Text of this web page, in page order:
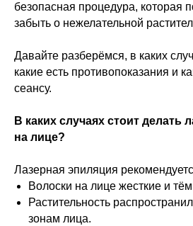
безопасная процедура, которая
забыть о нежелательной
Давайте разберёмся, в каких
какие есть противопоказания и
сеансу.
В каких случаях стоит делать
на лице?
Лазерная эпиляция
Волоски на лице жесткие и
Растительность
зонам лица.